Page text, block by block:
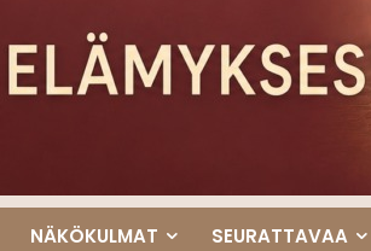
NÄKÖKULMAT SEURATTAVAA